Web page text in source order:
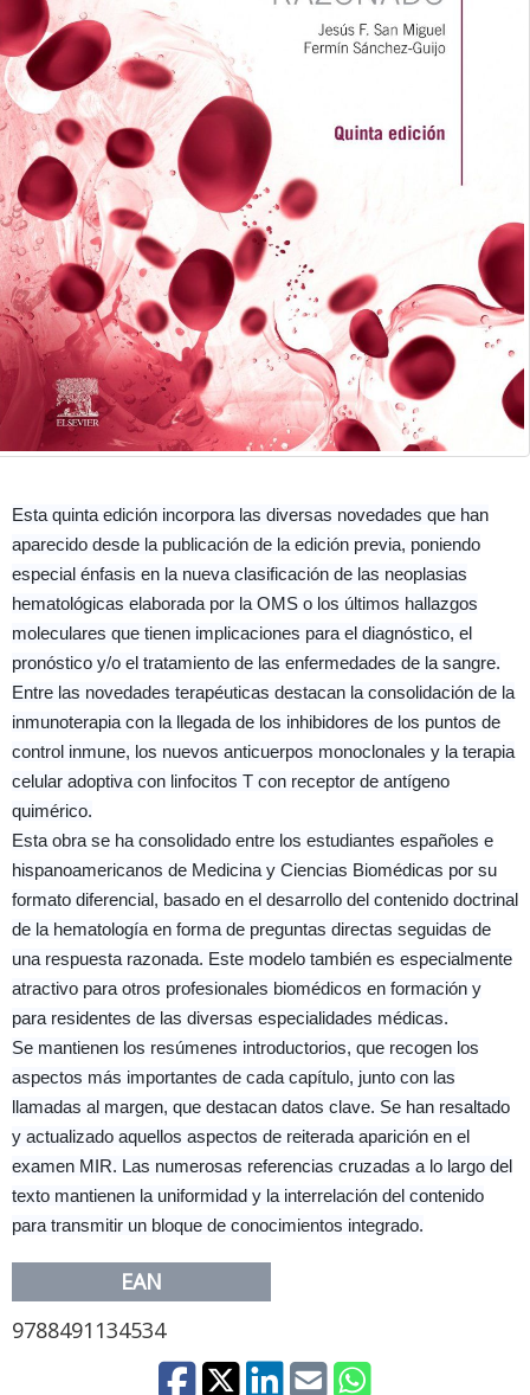
Esta quinta edición incorpora las diversas novedades que han
aparecido desde la publicación de la edición previa, poniendo
especial énfasis en la nueva clasificación de las neoplasias
hematológicas elaborada por la OMS o los últimos hallazgos
moleculares que tienen implicaciones para el diagnóstico, el
pronóstico y/o el tratamiento de las enfermedades de la sangre.
Entre las novedades terapéuticas destacan la consolidación de la
inmunoterapia con la llegada de los inhibidores de los puntos de
control inmune, los nuevos anticuerpos monoclonales y la terapia
celular adoptiva con linfocitos T con receptor de antígeno
quimérico.
Esta obra se ha consolidado entre los estudiantes españoles e
hispanoamericanos de Medicina y Ciencias Biomédicas por su
formato diferencial, basado en el desarrollo del contenido doctrinal
de la hematología en forma de preguntas directas seguidas de
una respuesta razonada. Este modelo también es especialmente
atractivo para otros profesionales biomédicos en formación y
para residentes de las diversas especialidades médicas.
Se mantienen los resúmenes introductorios, que recogen los
aspectos más importantes de cada capítulo, junto con las
llamadas al margen, que destacan datos clave. Se han resaltado
y actualizado aquellos aspectos de reiterada aparición en el
examen MIR. Las numerosas referencias cruzadas a lo largo del
texto mantienen la uniformidad y la interrelación del contenido
para transmitir un bloque de conocimientos integrado.
EAN
9788491134534